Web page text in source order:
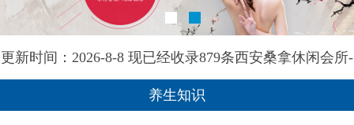
更新时间：2026-8-8 现已经收录879条西安桑拿休闲会所-
西安泰自然养生网信息
养生知识